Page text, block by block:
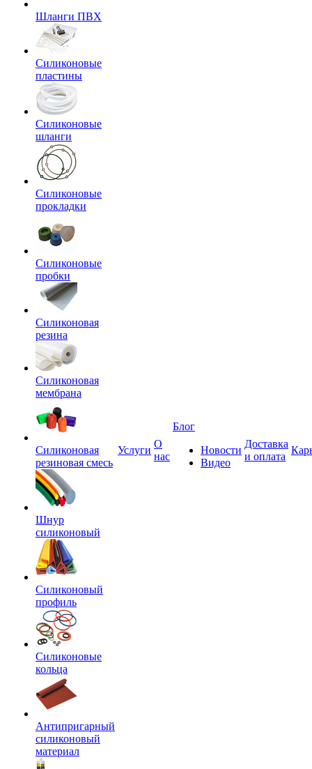
Шланги ПВХ
Силиконовые
пластины
Силиконовые
шланги
Силиконовые
прокладки
Силиконовые
пробки
Силиконовая
резина
Силиконовая
мембрана
Силиконовая
резиновая смесь
Шнур
силиконовый
Силиконовый
профиль
Силиконовые
кольца
Антипригарный
силиконовый
материал
Услуги
О
нас
Блог
Новости
Видео
Доставка
и оплата